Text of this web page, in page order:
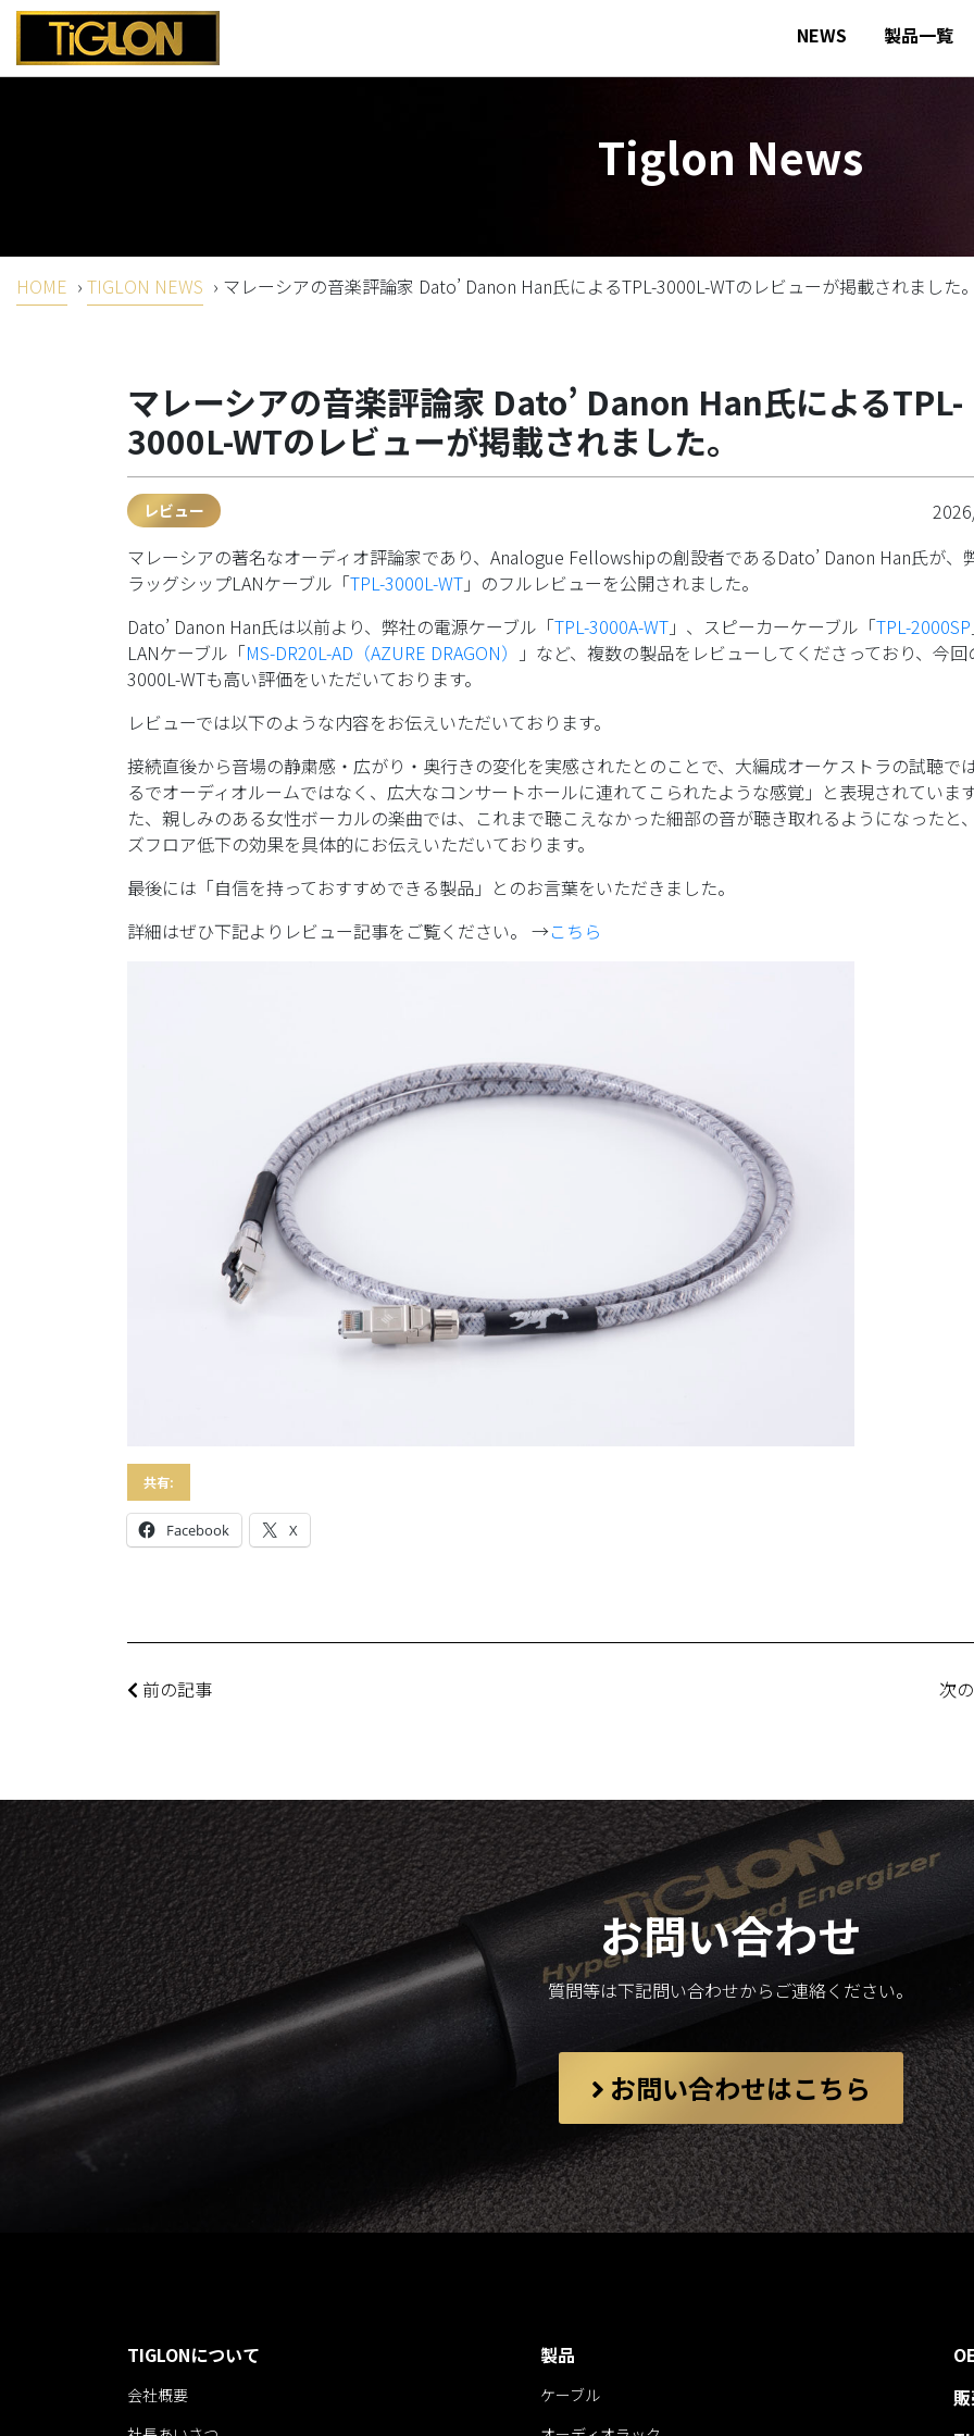
NEWS 製品一覧
Tiglon News
HOME › TIGLON NEWS › マレーシアの音楽評論家 Dato’ Danon Han氏によるTPL-3000L-WTのレビューが掲載されました
マレーシアの音楽評論家 Dato’ Danon Han氏によるTPL-
3000L-WTのレビューが掲載されました。
レビュー
マレーシアの著名なオーディオ評論家であり、Analogue Fellowshipの創設者であるDato’ Danon Han氏が、
ラッグシップLANケーブル「TPL-3000L-WT 」のフルレビューを公開されました。
Dato’ Danon Han氏は以前より、弊社の電源ケーブル「TPL-3000A-WT 」、スピーカーケーブル「TPL-2000SP
LANケーブル「MS-DR20L-AD（AZURE DRAGON）
」など、複数の製品をレビューしてくださっており、今回
3000L-WTも高い評価をいただいております。
レビューでは以下のような内容をお伝えいただいております。
接続直後から音場の静粛感・広がり・奥行きの変化を実感されたとのことで、大編成オーケストラの試聴で
るでオーディオルームではなく、広大なコンサートホールに連れてこられたような感覚」と表現されていま
た、親しみのある女性ボーカルの楽曲では、これまで聴こえなかった細部の音が聴き取れるようになったと
ズフロア低下の効果を具体的にお伝えいただいております。
最後には「自信を持っておすすめできる製品」とのお言葉をいただきました。
詳細はぜひ下記よりレビュー記事をご覧ください。 →こちら
共有:
Facebook X
前の記事 次
お問い合わせ
質問等は下記問い合わせからご連絡ください。
お問い合わせはこちら
TIGLONについて
会社概要
製品
ケーブル